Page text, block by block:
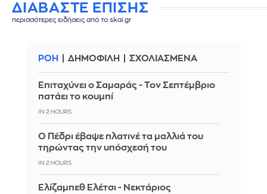
ΔΙΑΒΑΣΤΕ ΕΠΙΣΗΣ
περισσότερες ειδήσεις από το skai.gr
ΡΟΗ ΔΗΜΟΦΙΛΗ ΣΧΟΛΙΑΣΜΕΝΑ
Επιταχύνει ο Σαμαράς - Τον Σεπτέμβριο
πατάει το κουμπί
IN 2 HOURS
Ο Πέδρι έβαψε πλατινέ τα μαλλιά του
τηρώντας την υπόσχεσή του
IN 2 HOURS
Ελίζαμπεθ Ελέτσι - Νεκτάριος